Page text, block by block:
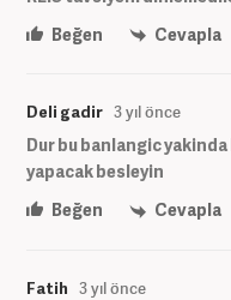
Beğen
Cevapla
Deli gadir 3 yıl önce
Dur bu banlangic
yapacak besleyin
Beğen
Cevapla
Fatih 3 yıl önce